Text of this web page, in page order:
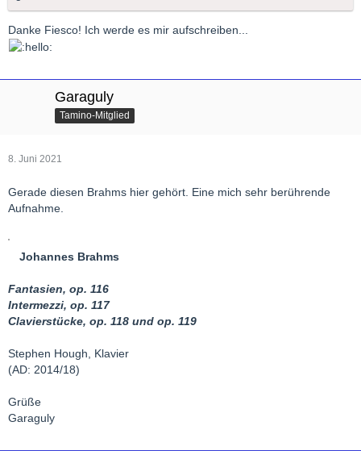
Danke Fiesco! Ich werde es mir aufschreiben...
Garaguly
Tamino-Mitglied
8. Juni 2021
Gerade diesen Brahms hier gehört. Eine mich sehr berührende
Aufnahme.
Johannes Brahms
Fantasien, op. 116
Intermezzi, op. 117
Clavierstücke, op. 118 und op. 119
Stephen Hough, Klavier
(AD: 2014/18)
Grüße
Garaguly